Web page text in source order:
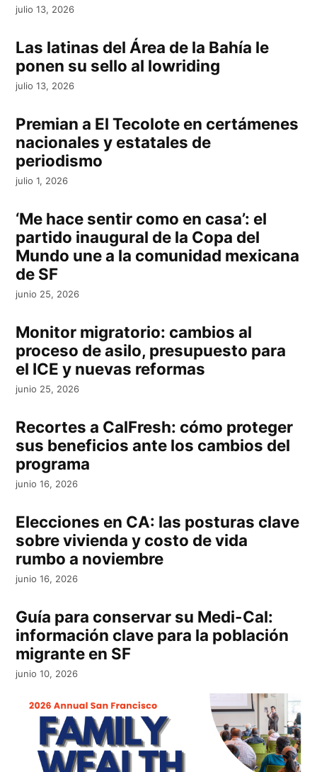
julio 13, 2026
Las latinas del Área de la Bahía le
ponen su sello al lowriding
julio 13, 2026
Premian a El Tecolote en certámenes
nacionales y estatales de
periodismo
julio 1, 2026
‘Me hace sentir como en casa’: el
partido inaugural de la Copa del
Mundo une a la comunidad mexicana
de SF
junio 25, 2026
Monitor migratorio: cambios al
proceso de asilo, presupuesto para
el ICE y nuevas reformas
junio 25, 2026
Recortes a CalFresh: cómo proteger
sus beneficios ante los cambios del
programa
junio 16, 2026
Elecciones en CA: las posturas clave
sobre vivienda y costo de vida
rumbo a noviembre
junio 16, 2026
Guía para conservar su Medi-Cal:
información clave para la población
migrante en SF
junio 10, 2026